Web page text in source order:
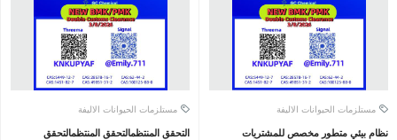
مستلزمات الحيوانات الاليفة
نظام بيئي متطور مخصص للمشتريات
مستلزمات الحيوانات الاليفة
التحقق المنتظمالتحقق المنتظمالتحقق